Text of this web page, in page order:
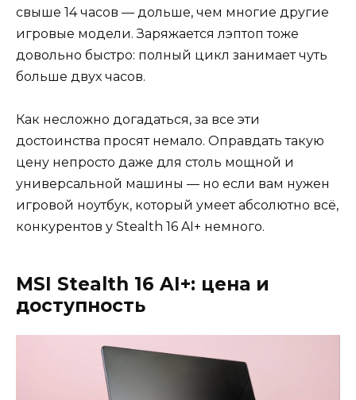
свыше 14 часов — дольше, чем многие другие
игровые модели. Заряжается лэптоп тоже
довольно быстро: полный цикл занимает чуть
больше двух часов.
Как несложно догадаться, за все эти
достоинства просят немало. Оправдать такую
цену непросто даже для столь мощной и
универсальной машины — но если вам нужен
игровой ноутбук, который умеет абсолютно всё,
конкурентов у Stealth 16 AI+ немного.
MSI Stealth 16 AI+: цена и
доступность